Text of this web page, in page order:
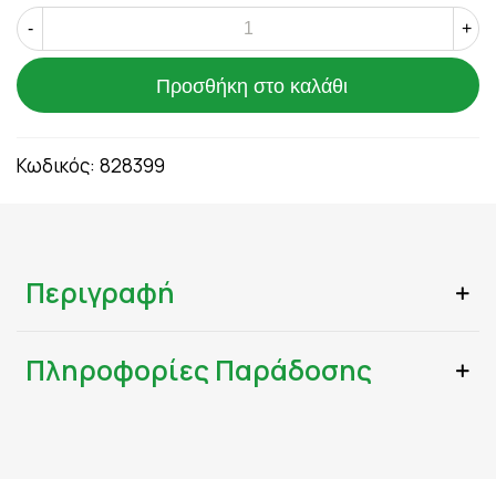
- +
Προσθήκη στο καλάθι
Κωδικός: 828399
Περιγραφή
Πληροφορίες Παράδοσης